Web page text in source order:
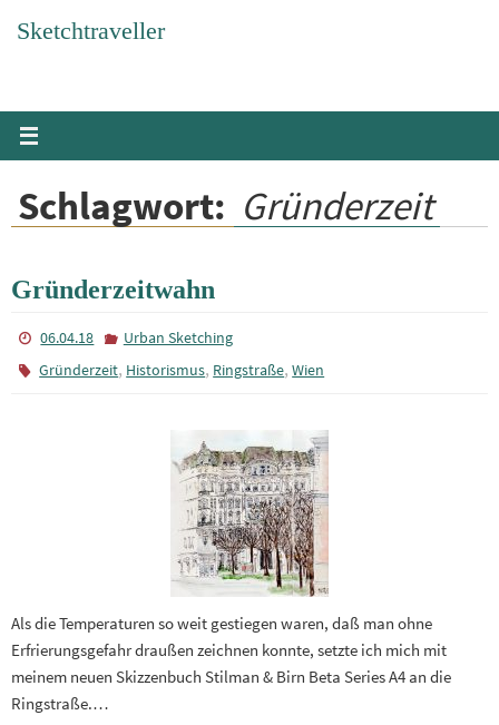
InhaltSketchtraveller
Schlagwort: Gründerzeit
Gründerzeitwahn
06.04.18
Urban Sketching
Gründerzeit, Historismus, Ringstraße,Wien
Als die Temperaturen so weit gestiegen waren, daß man ohne
Erfrierungsgefahr draußen zeichnen konnte, setzte ich mich mit
meinem neuen Skizzenbuch Stilman & Birn Beta Series A4 an die
Ringstraße.…